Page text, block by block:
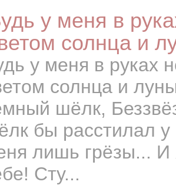
у меня в
солнца и
у меня в руках
солнца и
шёлк,
бы расстилал у
лишь грёзы... И
Сту...